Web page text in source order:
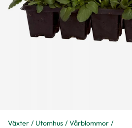
Växter Utomhus Vårblommor